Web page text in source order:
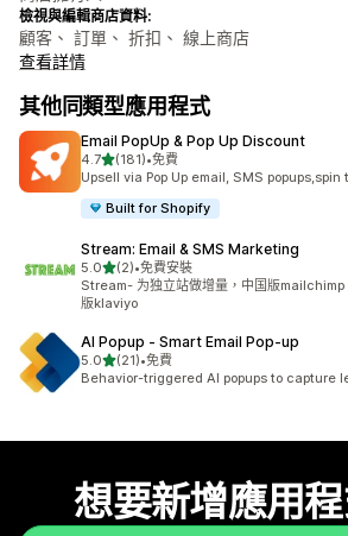
檢視與編輯商店資料:
顧客、 訂單、 折扣、 線上商店
查看詳情
其他同類型應用程式
Email PopUp & Pop Up Discount
4.7滿分 5 顆星
(181)
共有 181 則評價
•免費
Upsell via Pop Up email, SMS
Built for Shopify
Stream: Email & SMS Marketing
5.0滿分 5 顆星
(2)
共有 2 則評價
•免費安裝
Stream- 为独立站做增量，中国版
版klaviyo
AI Popup ‑ Smart Email Pop‑up
5.0滿分 5 顆星
(21)
共有 21 則評價
•免費
Behavior-triggered AI popups to capture
想要新增應用